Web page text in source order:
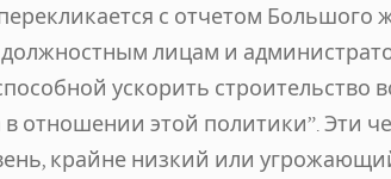
с отчетом
лицам и
ускорить
в отношении этой политики”. Эти
крайне низкий или